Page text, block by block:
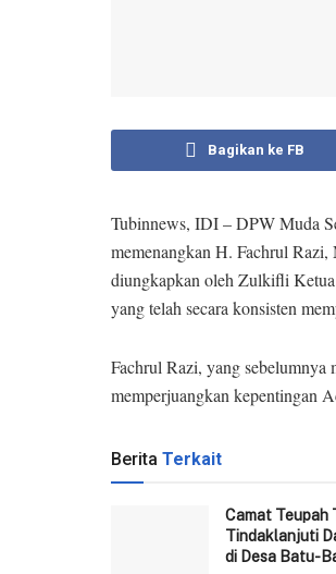
Bagikan ke FB
Tubinnews, IDI – DPW Muda
memenangkan H. Fachrul
diungkapkan oleh Zulkifli Ketua
yang telah secara konsisten
Fachrul Razi, yang
memperjuangkan kepentingan
Berita Terkait
Camat Teupah
Tindaklanjuti
di Desa Batu-